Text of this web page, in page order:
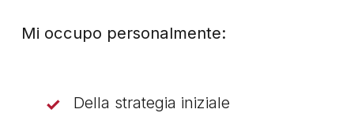
Mi occupo personalmente:
Della strategia iniziale